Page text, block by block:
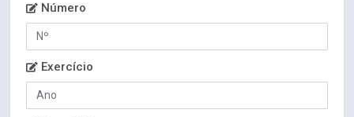
Número
Exercício